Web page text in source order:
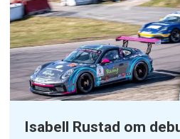
Isabell Rustad om